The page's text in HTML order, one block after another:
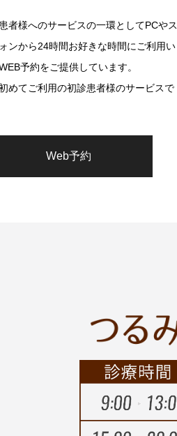
者様へのサービスの一環としてPCやス
ンから24時間お好きな時間にご利用い
予約をご提供しています。
めてご利用の初診患者様のサービスで
Web予約